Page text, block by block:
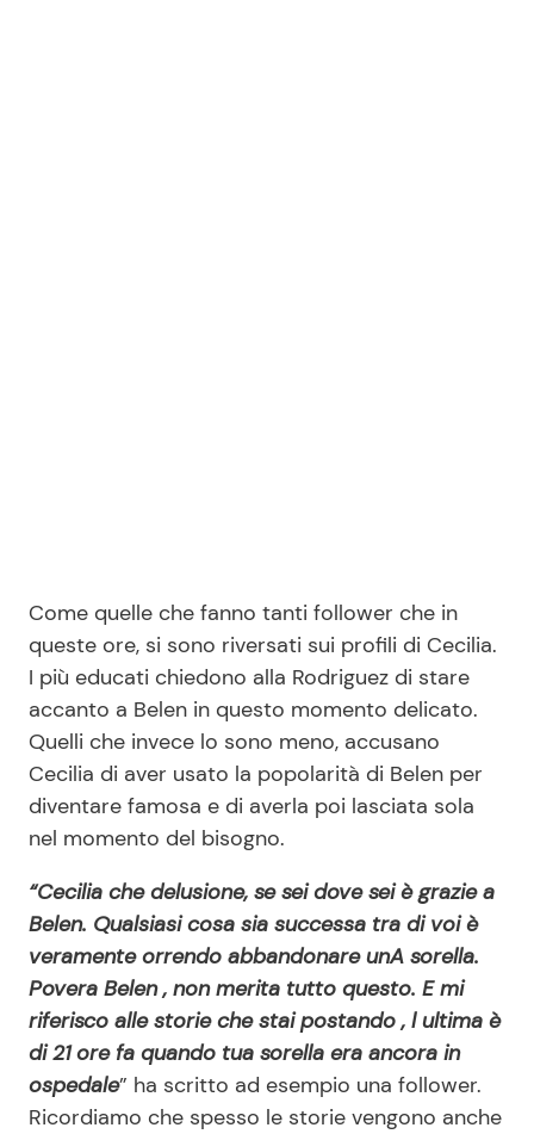
Come quelle che fanno tanti follower che in
queste ore, si sono riversati sui profili di Cecilia.
I più educati chiedono alla Rodriguez di stare
accanto a Belen in questo momento delicato.
Quelli che invece lo sono meno, accusano
Cecilia di aver usato la popolarità di Belen per
diventare famosa e di averla poi lasciata sola
nel momento del bisogno.
“Cecilia che delusione, se sei dove sei è grazie a
Belen. Qualsiasi cosa sia successa tra di voi è
veramente orrendo abbandonare unA sorella.
Povera Belen , non merita tutto questo. E mi
riferisco alle storie che stai postando , l ultima è
di 21 ore fa quando tua sorella era ancora in
ospedale” ha scritto ad esempio una follower.
Ricordiamo che spesso le storie vengono anche